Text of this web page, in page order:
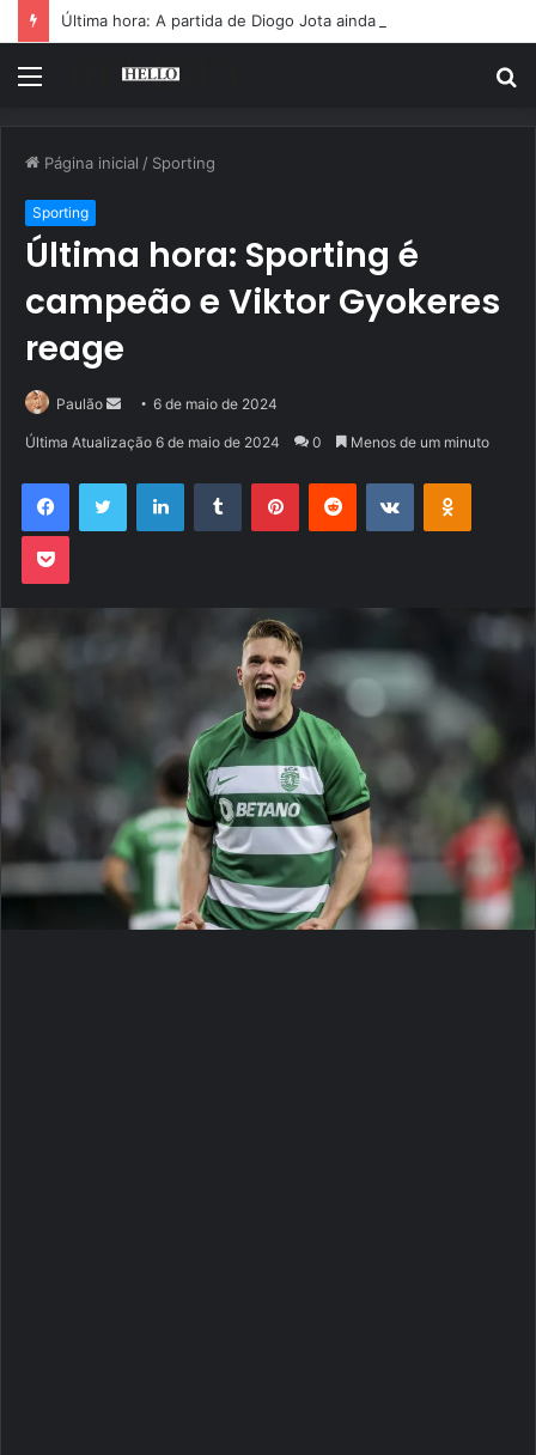
Menu
Página inicial / Sporting
Sporting
Última hora: Sporting é
campeão e Viktor Gyokeres
reage
Paulão
Mande
mail
6 de maio de 2024
Última Atualização 6 de maio de 2024 0 Menos de um minuto
FacebookTwitter LinkedinTumblr PinterestReddit VK OK
Pocket